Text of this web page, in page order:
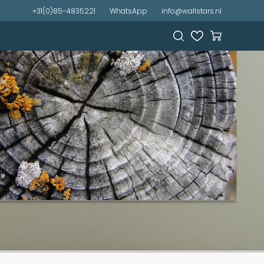
+31(0)85-4835221 WhatsApp info@wallstars.nl